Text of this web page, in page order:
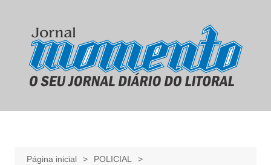
conteúdo
Página inicial
POLICIAL